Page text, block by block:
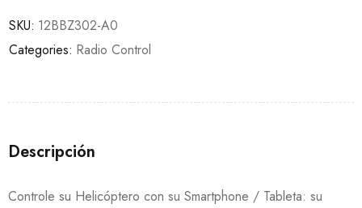
SKU: 12BBZ302-A0
Categories: Radio Control
Descripción
Controle su Helicóptero con su Smartphone / Tableta: su